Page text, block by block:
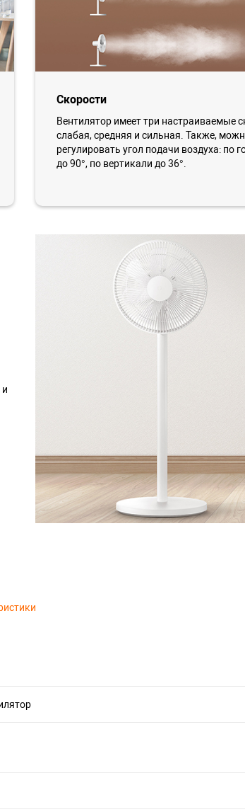
Скорости
Вентилятор имеет три настраиваемые
слабая, средняя и сильная. Также,
регулировать угол подачи воздуха: по
до 90°, по вертикали до 36°.